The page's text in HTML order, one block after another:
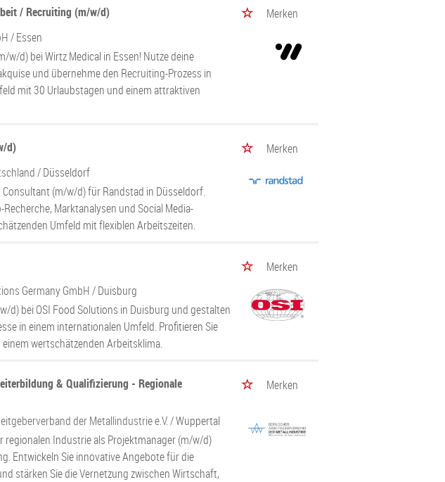
/ Recruiting (m/w/d)
Merken
/ Essen
w/d) bei Wirtz Medical in Essen! Nutze deine
und übernehme den Recruiting-Prozess in
mit 30 Urlaubstagen und einem attraktiven
d)
Merken
/ Düsseldorf
Consultant (m/w/d) für Randstad in Düsseldorf.
Marktanalysen und Social Media-
Umfeld mit flexiblen Arbeitszeiten.
Merken
Germany GmbH/ Duisburg
d) bei OSI Food Solutions in Duisburg und gestalten
in einem internationalen Umfeld. Profitieren Sie
wertschätzenden Arbeitsklima.
& Qualifizierung - Regionale Merken
der Metallindustrie e.V./ Wuppertal
regionalen Industrie als Projektmanager (m/w/d)
Entwickeln Sie innovative Angebote für die
stärken Sie die Vernetzung zwischen Wirtschaft,